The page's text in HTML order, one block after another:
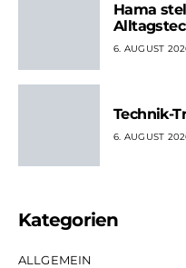
Hama
6. AUGUST
Technik-
6. AUGUST
Kategorien
ALLGEMEIN